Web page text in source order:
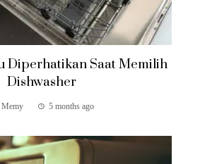
Diperhatikan Saat Memilih
Dishwasher
Memy 5 months ago